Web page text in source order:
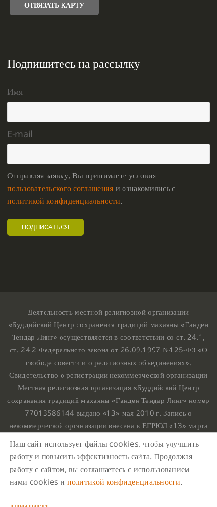
ОТВЯЗАТЬ КАРТУ
Подпишитесь на рассылку
Имя
E-mail
Отправляя заявку, Вы принимаете условия
пользовательского соглашения и ознакомились с
политикой конфиденциальности.
Деятельность местной религиозной организации
«Буддийский Центр сохранения традиций махаяны «Ганден
Тендар Линг» осуществляется в соответствии со ст. 24.1,
ст. 24.2 Федерального закона от 26.09.1997 №125-ФЗ «О
свободе совести и о религиозных объединениях».
Свидетельство о регистрации некоммерческой организации
Местная религиозная организация «Буддийский Центр
сохранения традиций махаяны «Ганден Тендар Линг» номер
77013586144 выдано «13» мая 2010 г. Запись о
некоммерческой организации внесена в ЕГРЮЛ «13» марта
номером 1107799015708.
Ганден Тендар Линг © 2020 Все права защищены
Наш адрес : г. Москва, Нахимовский проспект, 32. Этаж
10, каб.1023,
Наш сайт использует файлы cookies, чтобы улучшить
работу и повысить эффективность сайта. Продолжая
работу с сайтом, вы соглашаетесь с использованием
нами cookies и политикой конфиденциальности.